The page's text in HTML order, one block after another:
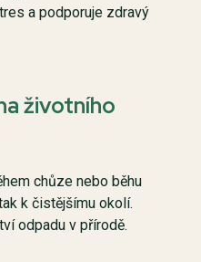
a podporuje zdravý
životního
chůze nebo běhu
k čistějšímu okolí.
odpadu v přírodě.